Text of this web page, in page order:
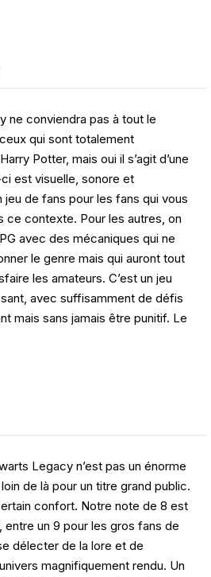
ne conviendra pas à tout le
qui sont totalement
Potter, mais oui il s’agit d’une
est visuelle, sonore et
jeu de fans pour les fans qui vous
ce contexte. Pour les autres, on
avec des mécaniques qui ne
le genre mais qui auront tout
les amateurs. C’est un jeu
avec suffisamment de défis
mais sans jamais être punitif. Le
Legacy n’est pas un énorme
de là pour un titre grand public.
confort. Notre note de 8 est
un 9 pour les gros fans de
délecter de la lore et de
magnifiquement rendu. Un